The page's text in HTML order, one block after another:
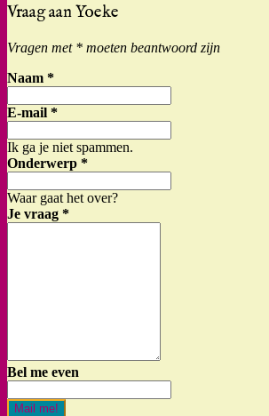
Vraag aan Yoeke
Vragen met * moeten beantwoord zijn
Naam *
E-mail *
Ik ga je niet spammen.
Onderwerp *
Waar gaat het over?
Je vraag *
Bel me even
Mail me!